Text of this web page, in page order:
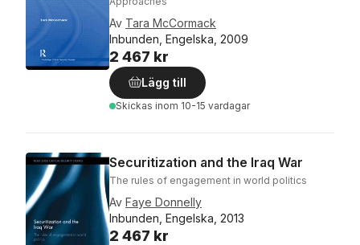
Av Tara McCormack
Inbunden, Engelska, 2009
2 467 kr
Lägg till
Skickas inom 10-15 vardagar
Securitization and the Iraq War
The rules of engagement in world politics
Av Faye Donnelly
Inbunden, Engelska, 2013
2 467 kr